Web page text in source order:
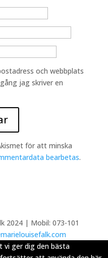
och webbplats
jag skriver en
för att minska
bearbetas.
2024 | Mobil: 073-101
vi ger dig den bästa